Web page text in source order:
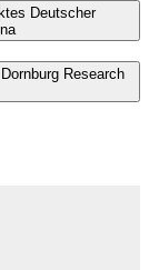
Deutscher
Research